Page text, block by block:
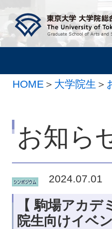
HOME ＞ 大学院生 ＞
お知ら
2024.07.01
【 駒場アカ
院生向けイベ